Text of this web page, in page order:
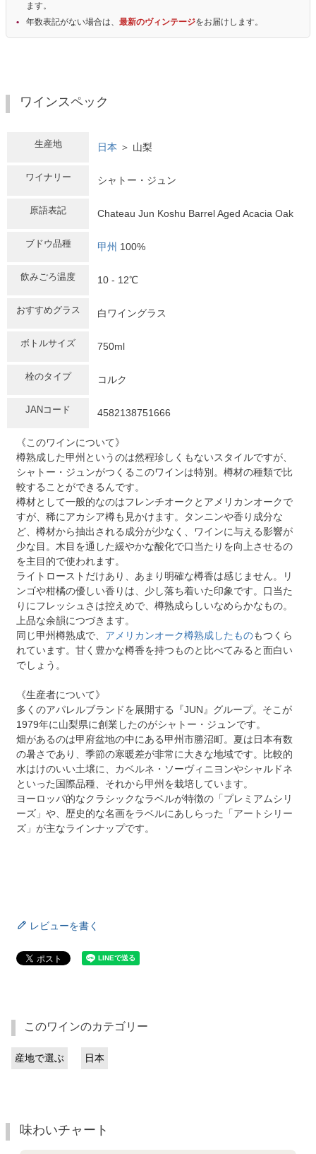
ます。
年数表記がない場合は、 最新のヴィンテージをお届けします。
ワインスペック
生産地 日本 ＞ 山梨
ワイナリー シャトー・ジュン
原語表記 Chateau Jun Koshu Barrel Aged Acacia Oak
ブドウ品種 甲州 100%
飲みごろ温度 10 - 12℃
おすすめグラス 白ワイングラス
ボトルサイズ 750ml
栓のタイプ コルク
JANコード 4582138751666
《このワインについて》
樽熟成した甲州というのは然程珍しくもないスタイルですが、
シャトー・ジュンがつくるこのワインは特別。樽材の種類で比
較することができるんです。
樽材として一般的なのはフレンチオークとアメリカンオークで
すが、稀にアカシア樽も見かけます。タンニンや香り成分な
ど、樽材から抽出される成分が少なく、ワインに与える影響が
少な目。木目を通した緩やかな酸化で口当たりを向上させるの
を主目的で使われます。
ライトローストだけあり、あまり明確な樽香は感じません。リ
ンゴや柑橘の優しい香りは、少し落ち着いた印象です。口当た
りにフレッシュさは控えめで、樽熟成らしいなめらかなもの。
上品な余韻につづきます。
同じ甲州樽熟成で、 アメリカンオーク樽熟成したものもつくら
れています。甘く豊かな樽香を持つものと比べてみると面白い
でしょう。
《生産者について》
多くのアパレルブランドを展開する『JUN』グループ。そこが
1979年に山梨県に創業したのがシャトー・ジュンです。
畑があるのは甲府盆地の中にある甲州市勝沼町。夏は日本有数
の暑さであり、季節の寒暖差が非常に大きな地域です。比較的
水はけのいい土壌に、カベルネ・ソーヴィニヨンやシャルドネ
といった国際品種、それから甲州を栽培しています。
ヨーロッパ的なクラシックなラベルが特徴の「プレミアムシリ
ーズ」や、歴史的な名画をラベルにあしらった「アートシリー
ズ」が主なラインナップです。
レビューを書く
このワインのカテゴリー
産地で選ぶ 日本
味わいチャート